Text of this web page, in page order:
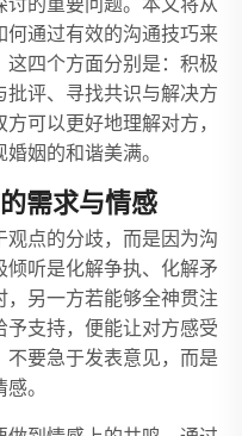
通过有效的沟通技巧来
四个方面分别是：积极
评、寻找共识与解决方
可以更好地理解对方，
姻的和谐美满。
需求与情感
点的分歧，而是因为沟
听是化解争执、化解矛
另一方若能够全神贯注
支持，便能让对方感受
要急于发表意见，而是
。